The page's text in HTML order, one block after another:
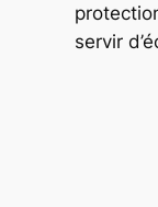
servir